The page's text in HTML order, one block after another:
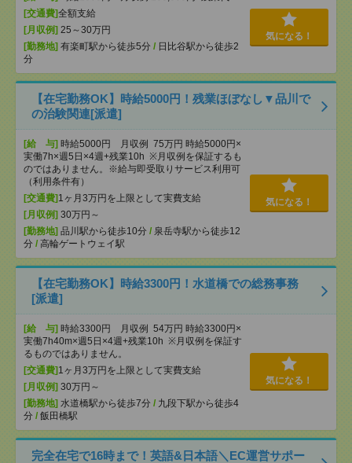
[交通費]全額支給
[月収例] 25～30万円
[勤務地] 有楽町駅から徒歩5分 / 日比谷駅から徒歩2
分
気になる！
【在宅勤務OK】時給5000円！残業ほぼなし▼品川で
の治験関連[派遣]
[給 与] 時給5000円 月収例 75万円 時給5000円×
実働7h×週5日×4週+残業10h ※月収例を保証するも
のではありません。※給与即受取りサービス利用可
（利用条件有）
[交通費] 1ヶ月3万円を上限として実費支給
[月収例] 30万円～
[勤務地] 品川駅から徒歩10分 / 泉岳寺駅から徒歩12
分 / 高輪ゲートウェイ駅
気になる！
【在宅勤務OK】時給3300円！水道橋での総務事務
[派遣]
[給 与] 時給3300円 月収例 54万円 時給3300円×
実働7h40m×週5日×4週+残業10h ※月収例を保証す
るものではありません。
[交通費] 1ヶ月3万円を上限として実費支給
[月収例] 30万円～
[勤務地] 水道橋駅から徒歩7分 / 九段下駅から徒歩4
分 / 飯田橋駅
気になる！
完全在宅で16時まで！英語&日本語＼EC運営サポー